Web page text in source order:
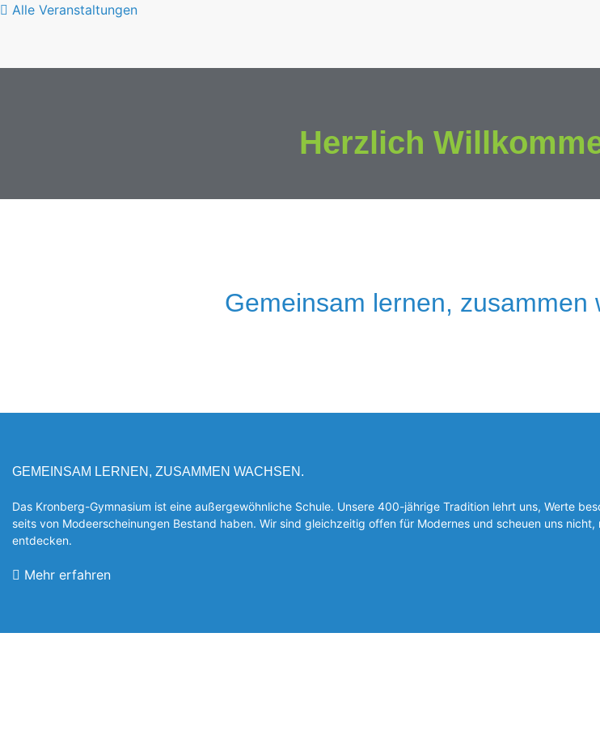
Alle Veranstaltungen
Herzlich
Gemeinsam lernen, zusammen
GEMEINSAM LERNEN, ZUSAMMEN WACHSEN.
Das Kronberg-Gymnasium ist eine außergewöhnliche Schule. Unsere 400-jährige Tradition lehrt uns, Werte
seits von Modeerscheinungen Be­stand haben. Wir sind gleichzeitig offen für Modernes und scheuen uns
entde­cken.
Mehr erfahren